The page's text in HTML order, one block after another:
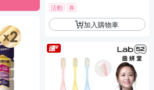
活動 券
加入購物車